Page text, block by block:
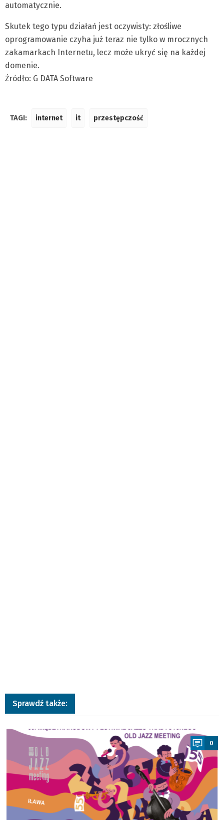
automatycznie.
Skutek tego typu działań jest oczywisty: złośliwe
oprogramowanie czyha już teraz nie tylko w mrocznych
zakamarkach Internetu, lecz może ukryć się na każdej
domenie.
Źródło: G DATA Software
TAGI: internet it przestępczość
Sprawdź także:
a
0